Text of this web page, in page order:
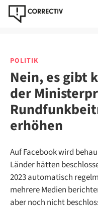
POLITIK
Nein, es gibt
der
erhöhen
Auf Facebook wird
Länder hätten
2023 automatisch
mehrere Medien
aber noch nicht